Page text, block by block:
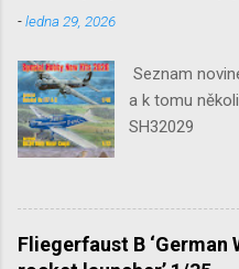
-ledna 29, 2026
Seznam
a k tomu
SH32029 X-
JB-2 Loon
1/32 1/
Mk.III 1/
Fliegerfaust B